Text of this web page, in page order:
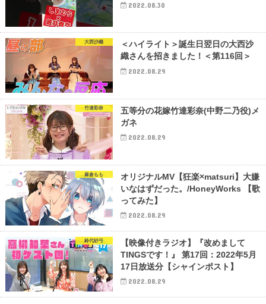
2022.08.30
大西沙織
＜ハイライト＞誕生日翌日の大西沙
織さんを招きました！＜第116回＞
2022.08.29
竹達彩奈
五等分の花嫁竹達彩奈(中野二乃役)メ
ガネ
2022.08.29
麻倉もも
オリジナルMV【狂楽×matsuri】大嫌
いなはずだった。/HoneyWorks 【歌
ってみた】
2022.08.29
鈴代紗弓
【映像付きラジオ】『改めまして
TINGSです！』 第17回：2022年5月
17日放送分【シャインポスト】
2022.08.29